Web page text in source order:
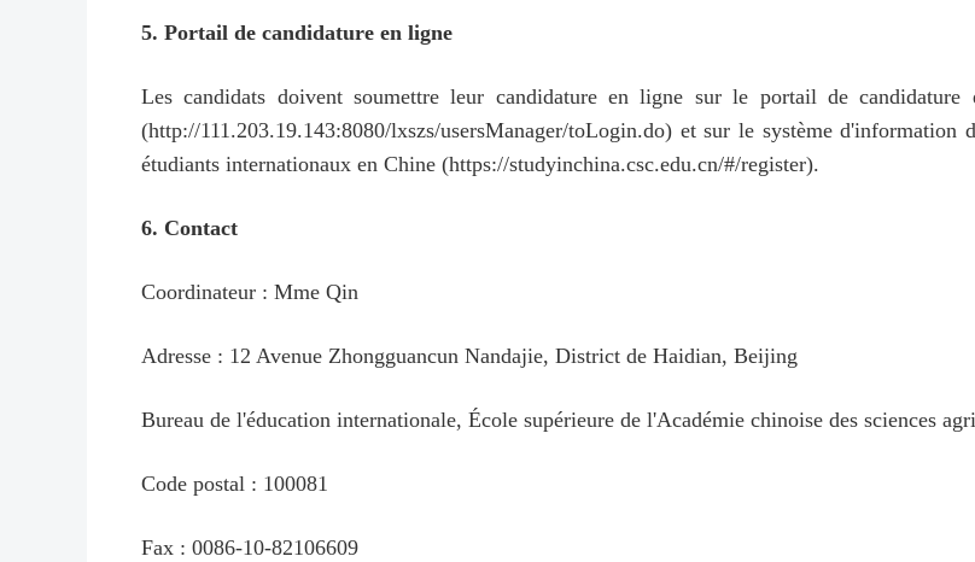
5. Portail de candidature en ligne
Les candidats doivent soumettre leur candidature en ligne sur le portail de
(http://111.203.19.143:8080/lxszs/usersManager/toLogin.do) et sur le système
étudiants internationaux en Chine (https://studyinchina.csc.edu.cn/#/register).
6. Contact
Coordinateur : Mme Qin
Adresse : 12 Avenue Zhongguancun Nandajie, District de Haidian, Beijing
Bureau de l'éducation internationale, École supérieure de l'Académie chinoise des sciences
Code postal : 100081
Fax : 0086-10-82106609